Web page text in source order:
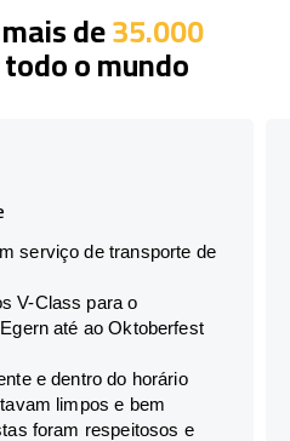
de35.000
o mundo
serviço de transporte de
V-Class para o
até ao Oktoberfest
e dentro do horário
limpos e bem
foram respeitosos e